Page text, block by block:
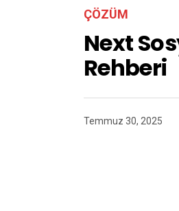
ÇÖZÜM
Next
Rehberi
Temmuz 30, 2025